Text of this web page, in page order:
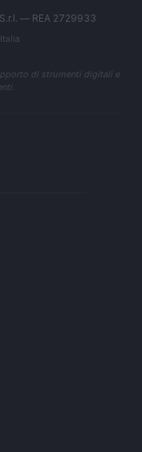
— REA 2729933
di strumenti digitali e